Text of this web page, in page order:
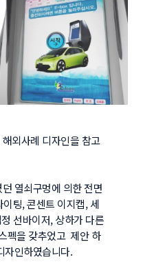
팅, 콘센트 이지캡, 세
선바이저, 상하가 다른
펙을 갖추었고  제안 하
자인하였습니다.